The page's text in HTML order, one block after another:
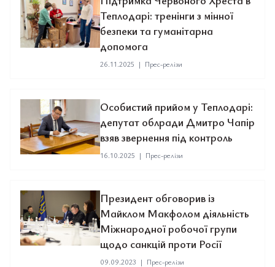
Теплодарі: тренінги з мінної
безпеки та гуманітарна
допомога
26.11.2025 | Прес-релізи
Особистий прийом у Теплодарі:
депутат облради Дмитро Чапір
взяв звернення під контроль
16.10.2025 | Прес-релізи
Президент обговорив із
Майклом Макфолом діяльність
Міжнародної робочої групи
щодо санкцій проти Росії
09.09.2023 | Прес-релізи